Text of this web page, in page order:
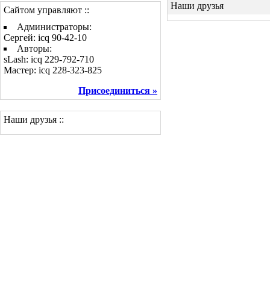
Сайтом управляют ::
Администраторы:
Сергей: icq 90-42-10
Авторы:
sLash: icq 229-792-710
Мастер: icq 228-323-825
Присоединиться »
Наши друзья ::
Наши друзья